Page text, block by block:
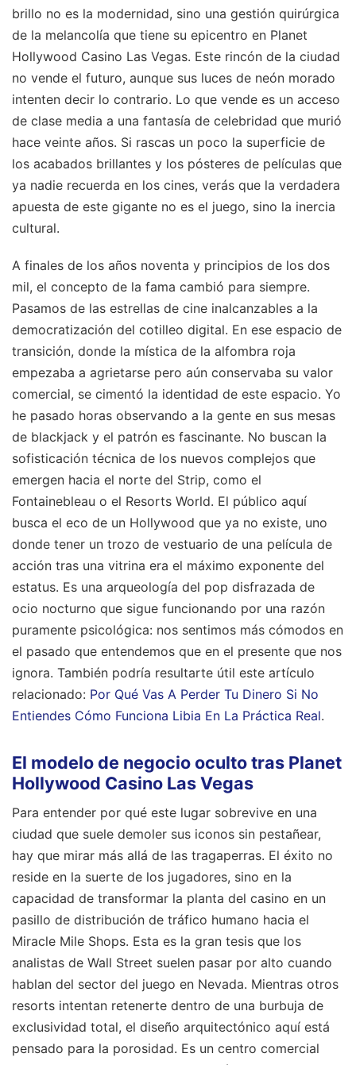
brillo no es la modernidad, sino una gestión quirúrgica
de la melancolía que tiene su epicentro en Planet
Hollywood Casino Las Vegas. Este rincón de la ciudad
no vende el futuro, aunque sus luces de neón morado
intenten decir lo contrario. Lo que vende es un acceso
de clase media a una fantasía de celebridad que murió
hace veinte años. Si rascas un poco la superficie de
los acabados brillantes y los pósteres de películas que
ya nadie recuerda en los cines, verás que la verdadera
apuesta de este gigante no es el juego, sino la inercia
cultural.
A finales de los años noventa y principios de los dos
mil, el concepto de la fama cambió para siempre.
Pasamos de las estrellas de cine inalcanzables a la
democratización del cotilleo digital. En ese espacio de
transición, donde la mística de la alfombra roja
empezaba a agrietarse pero aún conservaba su valor
comercial, se cimentó la identidad de este espacio. Yo
he pasado horas observando a la gente en sus mesas
de blackjack y el patrón es fascinante. No buscan la
sofisticación técnica de los nuevos complejos que
emergen hacia el norte del Strip, como el
Fontainebleau o el Resorts World. El público aquí
busca el eco de un Hollywood que ya no existe, uno
donde tener un trozo de vestuario de una película de
acción tras una vitrina era el máximo exponente del
estatus. Es una arqueología del pop disfrazada de
ocio nocturno que sigue funcionando por una razón
puramente psicológica: nos sentimos más cómodos en
el pasado que entendemos que en el presente que nos
ignora. También podría resultarte útil este artículo
relacionado: Por Qué Vas A Perder Tu Dinero Si No
Entiendes Cómo Funciona Libia En La Práctica Real.
El modelo de negocio oculto tras Planet
Hollywood Casino Las Vegas
Para entender por qué este lugar sobrevive en una
ciudad que suele demoler sus iconos sin pestañear,
hay que mirar más allá de las tragaperras. El éxito no
reside en la suerte de los jugadores, sino en la
capacidad de transformar la planta del casino en un
pasillo de distribución de tráfico humano hacia el
Miracle Mile Shops. Esta es la gran tesis que los
analistas de Wall Street suelen pasar por alto cuando
hablan del sector del juego en Nevada. Mientras otros
resorts intentan retenerte dentro de una burbuja de
exclusividad total, el diseño arquitectónico aquí está
pensado para la porosidad. Es un centro comercial